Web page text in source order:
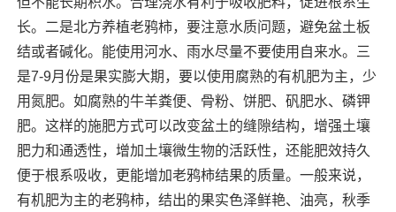
长。二是北方养植老鸦柿，要注意水质问题，避免盆土板
结或者碱化。能使用河水、雨水尽量不要使用自来水。三
是7-9月份是果实膨大期，要以使用腐熟的有机肥为主，少
用氮肥。如腐熟的牛羊粪便、骨粉、饼肥、矾肥水、磷钾
肥。这样的施肥方式可以改变盆土的缝隙结构，增强土壤
肥力和通透性，增加土壤微生物的活跃性，还能肥效持久
便于根系吸收，更能增加老鸦柿结果的质量。一般来说，
有机肥为主的老鸦柿，结出的果实色泽鲜艳、油亮，秋季